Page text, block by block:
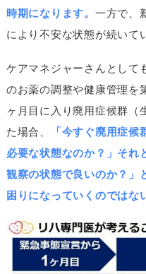
時期になります。 一方で、
により不安な状態が続いて
ケアマネジャーさんとして
のお薬の調整や健康管理を
ヶ月目に入り廃用症候群（
た場合、
「今すぐ廃用症
必要な状態なのか？」それ
観察の状態で良いのか？」
困りになっていくのではな